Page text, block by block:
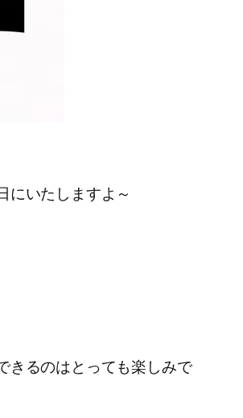
にいたしますよ～
きるのはとっても楽しみで